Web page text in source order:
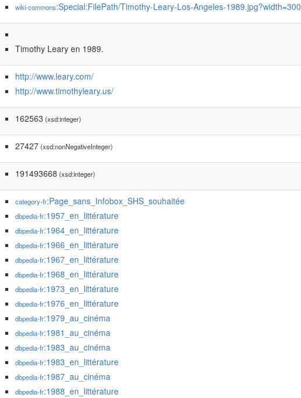
wiki-commons:Special:FilePath/Timothy-Leary-Los-Angeles-1989.jpg?width=300
Timothy Leary en 1989.
http://www.leary.com/
http://www.timothyleary.us/
162563 (xsd:integer)
27427(xsd:nonNegativeInteger)
191493668 (xsd:integer)
category-fr:Page_sans_Infobox_SHS_souhaitée
dbpedia-fr:1957_en_littérature
dbpedia-fr:1964_en_littérature
dbpedia-fr:1966_en_littérature
dbpedia-fr:1967_en_littérature
dbpedia-fr:1968_en_littérature
dbpedia-fr:1973_en_littérature
dbpedia-fr:1976_en_littérature
dbpedia-fr:1979_au_cinéma
dbpedia-fr:1981_au_cinéma
dbpedia-fr:1983_au_cinéma
dbpedia-fr:1983_en_littérature
dbpedia-fr:1987_au_cinéma
dbpedia-fr:1988_en_littérature